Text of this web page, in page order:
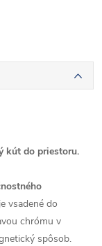
kút do priestoru.
vsadené do
chrómu v
spôsob.